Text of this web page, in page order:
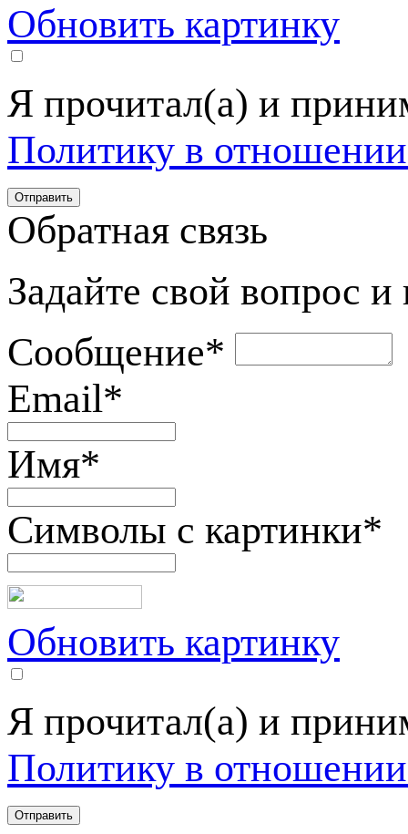
Обновить картинку
Я прочитал(а) и
Политику в
Обратная связь
Задайте свой вопрос
Сообщение*
Email*
Имя*
Символы с картинки*
Обновить картинку
Я прочитал(а) и
Политику в